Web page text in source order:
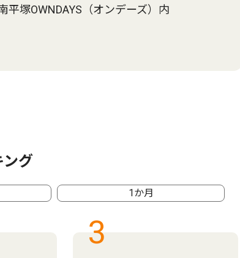
塚OWNDAYS（オンデーズ）内
ング
1か月
3